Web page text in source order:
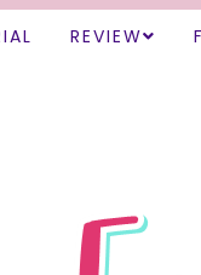
REVIEW